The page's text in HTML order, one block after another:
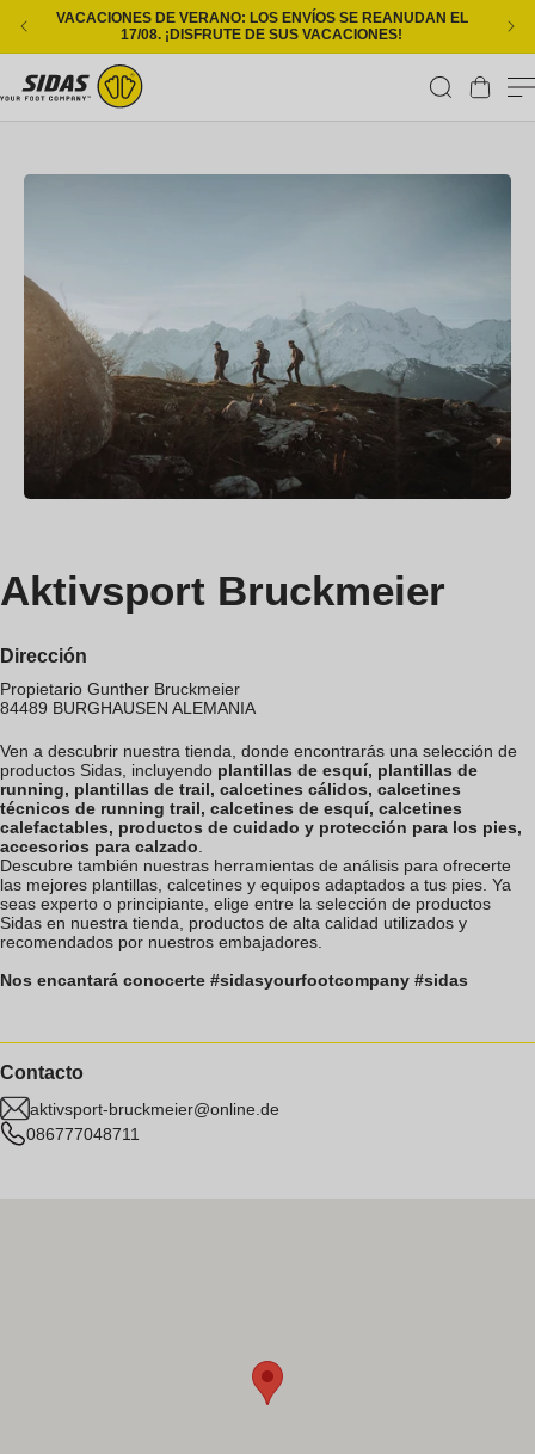
Ir directamente al contenido
VACACIONES DE VERANO: LOS ENVÍOS SE REANUDAN EL
17/08. ¡DISFRUTE DE SUS VACACIONES!
Carrito
Aktivsport Bruckmeier
Dirección
Propietario Gunther Bruckmeier
84489 BURGHAUSEN ALEMANIA
Ven a descubrir nuestra tienda, donde encontrarás una selección de
productos Sidas, incluyendo plantillas de esquí, plantillas de
running, plantillas de trail, calcetines cálidos, calcetines
técnicos de running trail, calcetines de esquí, calcetines
calefactables, productos de cuidado y protección para los pies,
accesorios para calzado.
Descubre también nuestras herramientas de análisis para ofrecerte
las mejores plantillas, calcetines y equipos adaptados a tus pies. Ya
seas experto o principiante, elige entre la selección de productos
Sidas en nuestra tienda, productos de alta calidad utilizados y
recomendados por nuestros embajadores.
Nos encantará conocerte #sidasyourfootcompany #sidas
Contacto
aktivsport-bruckmeier@online.de
086777048711